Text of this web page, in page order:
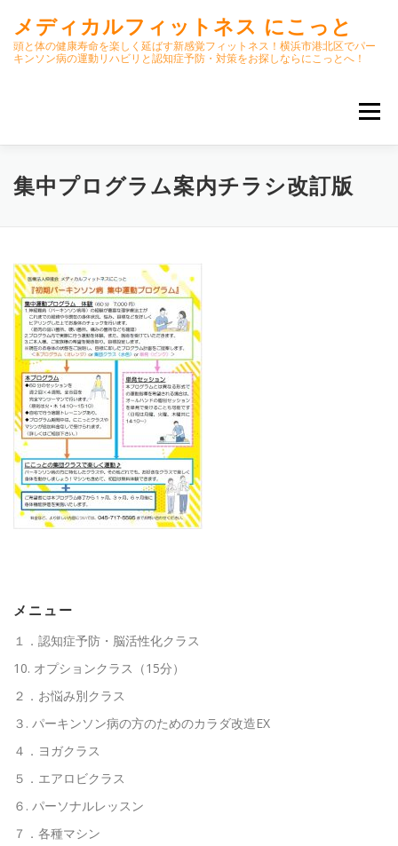
ッ
メディカルフィットネス にこっと
頭と体の健康寿命を楽しく延ばす新感覚フィットネス！横浜市港北区でパー
キンソン病の運動リハビリと認知症予防・対策をお探しならにこっとへ！
メニュー
ホーム ごあいさつ 今月のスケジュール
オンラインクラス(GOOGLE MEET)
パーキンソン体操リハビリ動画DVD
高齢者向けおすすめ脳トレプリント
スタッフ紹介／求人情報 お客様の声
パーキンソン病関連記事 認知症予防・脳トレ関連記事
集中プログラム案内チラシ改訂版
メニュー
１．認知症予防・脳活性化クラス
10. オプションクラス（15分）
２．お悩み別クラス
３. パーキンソン病の方のためのカラダ改造EX
４．ヨガクラス
５．エアロビクラス
６. パーソナルレッスン
７．各種マシン